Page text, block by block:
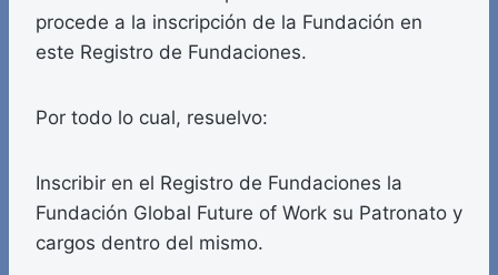
procede a la inscripción de la Fundación en
este Registro de Fundaciones.
Por todo lo cual, resuelvo:
Inscribir en el Registro de Fundaciones la
Fundación Global Future of Work su Patronato y
cargos dentro del mismo.